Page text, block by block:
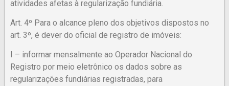
atividades afetas à regularização fundiária.
Art. 4º Para o alcance pleno dos objetivos dispostos no
art. 3º, é dever do oficial de registro de imóveis:
I – informar mensalmente ao Operador Nacional do
Registro por meio eletrônico os dados sobre as
regularizações fundiárias registradas, para